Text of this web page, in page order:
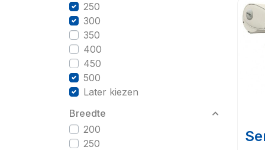
250
300
350
400
450
500
Later kiezen
Breedte
200
250